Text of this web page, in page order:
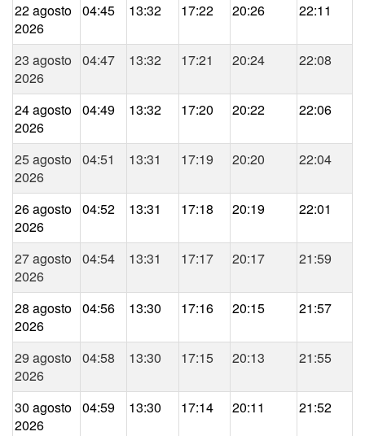
22 agosto
2026
04:45 13:32 17:22 20:26 22:11
23 agosto
2026
04:47 13:32 17:21 20:24 22:08
24 agosto
2026
04:49 13:32 17:20 20:22 22:06
25 agosto
2026
04:51 13:31 17:19 20:20 22:04
26 agosto
2026
04:52 13:31 17:18 20:19 22:01
27 agosto
2026
04:54 13:31 17:17 20:17 21:59
28 agosto
2026
04:56 13:30 17:16 20:15 21:57
29 agosto
2026
04:58 13:30 17:15 20:13 21:55
30 agosto
2026
04:59 13:30 17:14 20:11 21:52